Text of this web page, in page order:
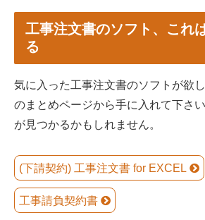
工事注文書のソフト、これ
る
気に入った工事注文書のソフトが欲
のまとめページから手に入れて下さ
が見つかるかもしれません。
(下請契約) 工事注文書 for EXCEL
工事請負契約書